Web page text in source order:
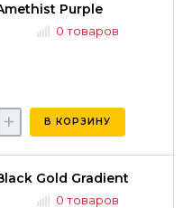
Purple
0 товаров
+ В КОРЗИНУ
Gold Gradient
0 товаров